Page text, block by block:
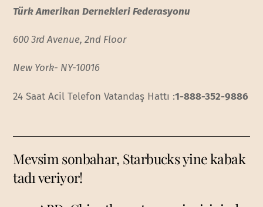
Türk Amerikan Dernekleri Federasyonu
600 3rd Avenue,2nd Floor
New York- NY-10016
24 Saat Acil Telefon Vatandaş Hattı :1-888-352-9886
Mevsim sonbahar, Starbucks yine kabak
tadı veriyor!